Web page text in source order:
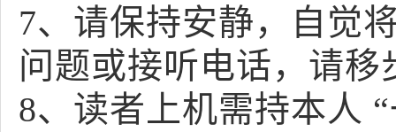
7、请保持安静，自觉
问题或接听电话，请
8、读者上机需持本人